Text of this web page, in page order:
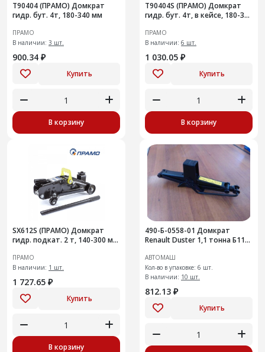
T90404 (ПРАМО) Домкрат
гидр. бут. 4т, 180-340 мм
ПРАМО
В наличии: 3 шт.
900.34 ₽
Купить
В корзину
T90404S (ПРАМО) Домкрат
гидр. бут. 4т, в кейсе, 180-340
ПРАМО
В наличии: 6 шт.
1 030.05 ₽
Купить
В корзину
SX612S (ПРАМО) Домкрат
гидр. подкат. 2 т, 140-300 мм,
ПРАМО
В наличии: 1 шт.
1 727.65 ₽
Купить
В корзину
490-Б-0558-01 Домкрат
Renault Duster 1,1 тонна Б11-
АВТОМАШ
Кол-во в упаковке: 6 шт.
В наличии: 10 шт.
812.13 ₽
Купить